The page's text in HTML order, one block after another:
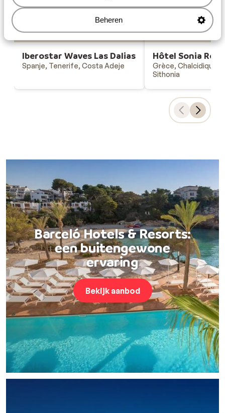
Beheren
Iberostar Waves Las
Iberostar Waves Las Dalias
Spanje, Tenerife, Costa Adeje
Hôtel Sonia
Hôtel Sonia
Grèce, Chalcidique,
Sithonia
Barceló Hotels & Resorts:
een buitengewone
ervaring
Bekijk aanbod